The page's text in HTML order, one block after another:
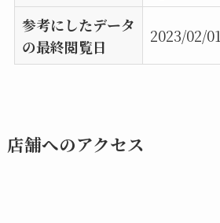
参考にしたデータ
の最終閲覧日
2023/02/01
店舗へのアクセス